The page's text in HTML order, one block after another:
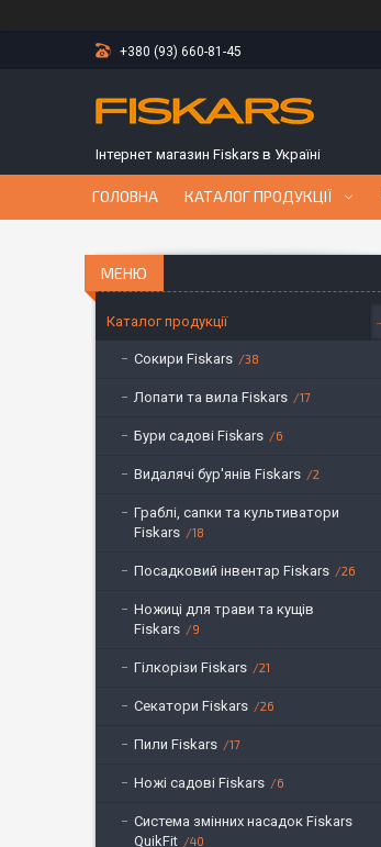
+380 (93) 660-81-45
Інтернет магазин Fiskars в Україні
ГОЛОВНА КАТАЛОГ ПРОДУКЦІЇ
Каталог продукції
Сокири Fiskars 38
Лопати та вила Fiskars 17
Бури садові Fiskars 6
Видалячі бур'янів Fiskars 2
Граблі, сапки та культиватори
Fiskars
18
Посадковий інвентар Fiskars 26
Ножиці для трави та кущів
Fiskars
9
Гілкорізи Fiskars 21
Секатори Fiskars 26
Пили Fiskars 17
Ножі садові Fiskars 6
Система змінних насадок Fiskars
QuikFit
40